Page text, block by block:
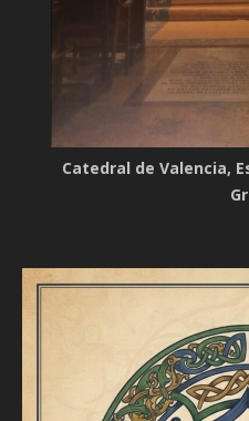
Catedral de Valencia,